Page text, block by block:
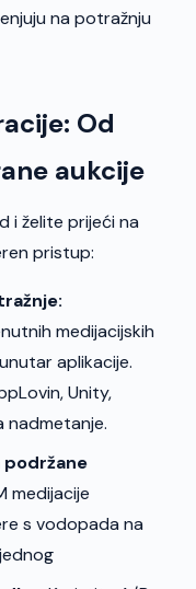
na potražnju
Od
aukcije
i želite prijeći na
pristup:
medijacijskih
aplikacije.
Unity,
nadmetanje.
medijacije
s vodopada na